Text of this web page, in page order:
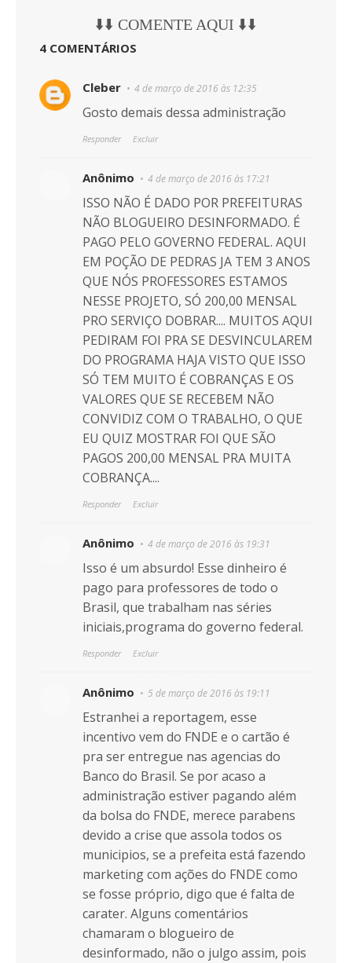
⬇️⬇️ COMENTE AQUI ⬇️⬇️
4 COMENTÁRIOS
Cleber 4 de março de 2016 às 12:35
Gosto demais dessa administração
Responder Excluir
Anônimo 4 de março de 2016 às 17:21
ISSO NÃO É DADO POR PREFEITURAS
NÃO BLOGUEIRO DESINFORMADO. É
PAGO PELO GOVERNO FEDERAL. AQUI
EM POÇÃO DE PEDRAS JA TEM 3 ANOS
QUE NÓS PROFESSORES ESTAMOS
NESSE PROJETO, SÓ 200,00 MENSAL
PRO SERVIÇO DOBRAR.... MUITOS AQUI
PEDIRAM FOI PRA SE DESVINCULAREM
DO PROGRAMA HAJA VISTO QUE ISSO
SÓ TEM MUITO É COBRANÇAS E OS
VALORES QUE SE RECEBEM NÃO
CONVIDIZ COM O TRABALHO, O QUE
EU QUIZ MOSTRAR FOI QUE SÃO
PAGOS 200,00 MENSAL PRA MUITA
COBRANÇA....
Responder Excluir
Anônimo 4 de março de 2016 às 19:31
Isso é um absurdo! Esse dinheiro é
pago para professores de todo o
Brasil, que trabalham nas séries
iniciais,programa do governo federal.
Responder Excluir
Anônimo 5 de março de 2016 às 19:11
Estranhei a reportagem, esse
incentivo vem do FNDE e o cartão é
pra ser entregue nas agencias do
Banco do Brasil. Se por acaso a
administração estiver pagando além
da bolsa do FNDE, merece parabens
devido a crise que assola todos os
municipios, se a prefeita está fazendo
marketing com ações do FNDE como
se fosse próprio, digo que é falta de
carater. Alguns comentários
chamaram o blogueiro de
desinformado, não o julgo assim, pois